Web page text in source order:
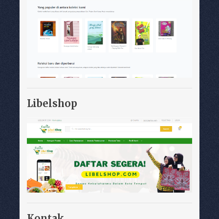
Libelshop